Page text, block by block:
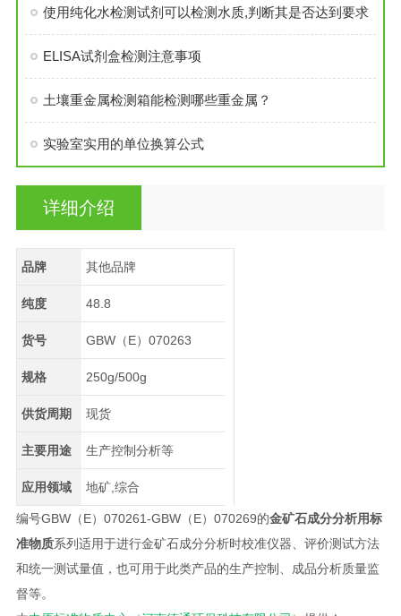
使用纯化水检测试剂可以检测水质,判断其是否达到要求
ELISA试剂盒检测注意事项
土壤重金属检测箱能检测哪些重金属？
实验室实用的单位换算公式
详细介绍
品牌 其他品牌
纯度 48.8
货号 GBW（E）070263
规格 250g/500g
供货周期 现货
主要用途 生产控制分析等
应用领域 地矿,综合
编号GBW（E）070261-GBW（E）070269的金矿石成分分析用标
准物质系列适用于进行金矿石成分分析时校准仪器、评价测试方法
和统一测试量值，也可用于此类产品的生产控制、成品分析质量监
督等。